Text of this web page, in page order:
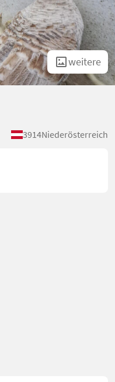
weitere
3914Niederösterreich